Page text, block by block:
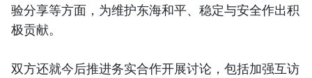
验分享等方面，为维护东海和平、稳定与安全作出积
极贡献。
双方还就今后推进务实合作开展讨论，包括加强互访